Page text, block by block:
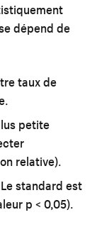
dépend de
taux de
petite
relative).
Le standard est
p < 0,05).